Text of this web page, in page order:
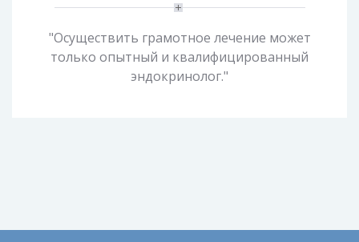
"Осуществить грамотное лечение может
только опытный и квалифицированный
эндокринолог."